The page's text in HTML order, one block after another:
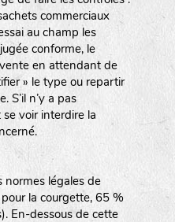
commerciaux
au champ les
conforme, le
en attendant de
» le type ou repartir
S’il n’y a pas
se voir interdire la
normes légales de
la courgette, 65 %
En-dessous de cette